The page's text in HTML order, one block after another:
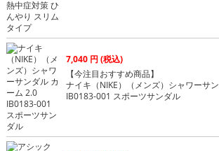
7,040 円 (税込)
【今注目おすすめ商品】
ナイキ（NIKE）（メンズ）シャワーサ
IB0183-001 スポーツサンダル